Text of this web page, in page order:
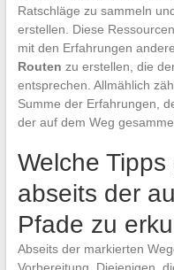
Ratschläge zu sammeln
erstellen. Diese
mit den Erfahrungen
Routen zu erstellen, die
entsprechen. Allmählich
Summe der Erfahrungen,
der auf dem Weg
Welche
abseits der
Pfade zu
Abseits der markierten